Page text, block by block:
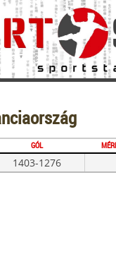
GÓL
1403-1276